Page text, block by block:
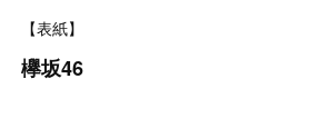
【表紙】
欅坂46